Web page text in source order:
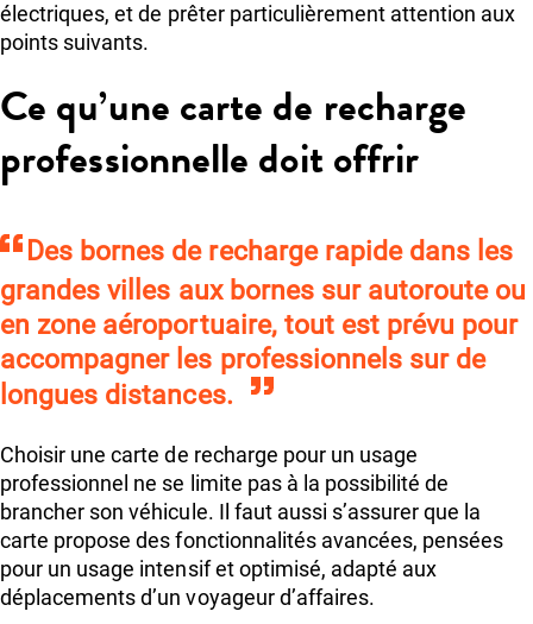
électriques, et de prêter particulièrement attention aux
points suivants.
Ce qu’une carte de recharge
professionnelle doit offrir
Des bornes de recharge rapide dans les
grandes villes aux bornes sur autoroute ou
en zone aéroportuaire, tout est prévu pour
accompagner les professionnels sur de
longues distances.
Choisir une carte de recharge pour un usage
professionnel ne se limite pas à la possibilité de
brancher son véhicule. Il faut aussi s’assurer que la
carte propose des fonctionnalités avancées, pensées
pour un usage intensif et optimisé, adapté aux
déplacements d’un voyageur d’affaires.